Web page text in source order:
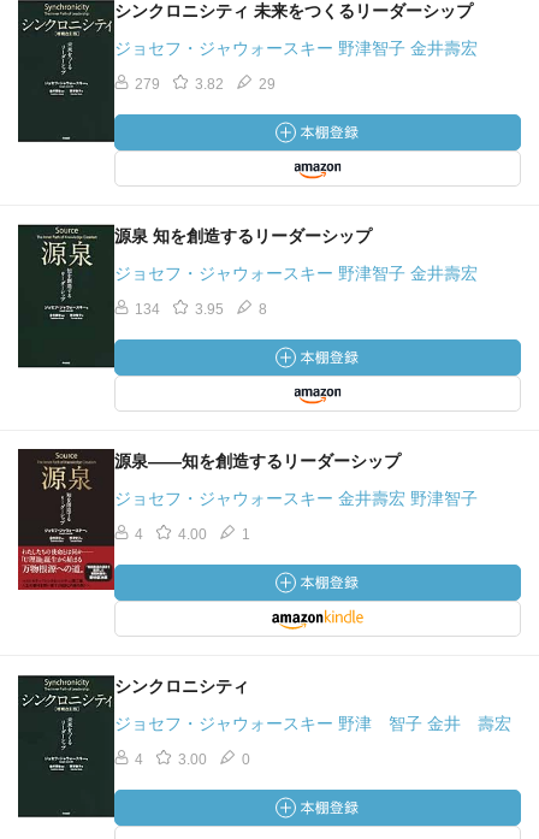
シンクロニシティ 未来をつくるリーダーシップ
ジョセフ・ジャウォースキー 野津智子 金井壽宏
279 3.82 29
源泉 知を創造するリーダーシップ
ジョセフ・ジャウォースキー 野津智子 金井壽宏
134 3.95 8
源泉――知を創造するリーダーシップ
ジョセフ・ジャウォースキー 金井壽宏 野津智子
4 4.00 1
シンクロニシティ
ジョセフ・ジャウォースキー 野津 智子 金井 壽宏
4 3.00 0